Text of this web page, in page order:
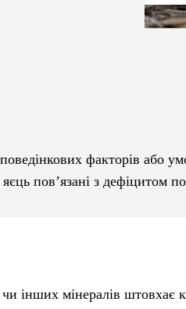
факторів або
пов’язані з дефіцитом
інших мінералів штовхає